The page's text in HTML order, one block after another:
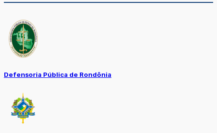
Defensoria Pública de Rondônia